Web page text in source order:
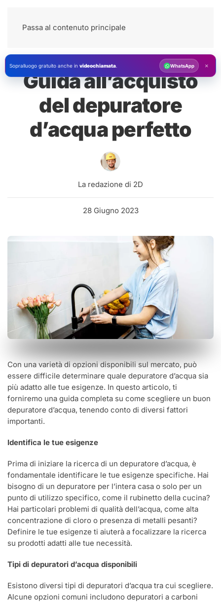
Passa al contenuto principale
Guida all’acquisto
del depuratore
d’acqua perfetto
La redazione di 2D
28 Giugno 2023
Con una varietà di opzioni disponibili sul mercato, può
essere difficile determinare quale depuratore d’acqua sia
più adatto alle tue esigenze. In questo articolo, ti
forniremo una guida completa su come scegliere un buon
depuratore d’acqua, tenendo conto di diversi fattori
importanti.
Identifica le tue esigenze
Prima di iniziare la ricerca di un depuratore d’acqua, è
fondamentale identificare le tue esigenze specifiche. Hai
bisogno di un depuratore per l’intera casa o solo per un
punto di utilizzo specifico, come il rubinetto della cucina?
Hai particolari problemi di qualità dell’acqua, come alta
concentrazione di cloro o presenza di metalli pesanti?
Definire le tue esigenze ti aiuterà a focalizzare la ricerca
su prodotti adatti alle tue necessità.
Tipi di depuratori d’acqua disponibili
Esistono diversi tipi di depuratori d’acqua tra cui scegliere.
Alcune opzioni comuni includono depuratori a carboni
Sopralluogo gratuito anche in videochiamata. WhatsApp ×